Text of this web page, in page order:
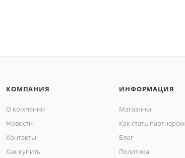
КОМПАНИЯ
О компании
Новости
Контакты
Как купить
ИНФОРМАЦИЯ
Магазины
Как стать партнером
Блог
Политика